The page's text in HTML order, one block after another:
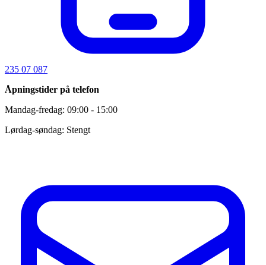
235 07 087
Åpningstider på telefon
Mandag-fredag: 09:00 - 15:00
Lørdag-søndag: Stengt